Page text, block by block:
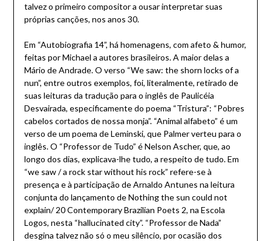
talvez o primeiro compositor a ousar interpretar suas
próprias canções, nos anos 30.
Em “Autobiografia 14”, há homenagens, com afeto & humor,
feitas por Michael a autores brasileiros. A maior delas a
Mário de Andrade. O verso “We saw: the shorn locks of a
nun”, entre outros exemplos, foi, literalmente, retirado de
suas leituras da tradução para o inglês de Paulicéia
Desvairada, especificamente do poema “Tristura”: “Pobres
cabelos cortados de nossa monja”. “Animal alfabeto” é um
verso de um poema de Leminski, que Palmer verteu para o
inglês. O “Professor de Tudo” é Nelson Ascher, que, ao
longo dos dias, explicava-lhe tudo, a respeito de tudo. Em
“we saw / a rock star without his rock” refere-se à
presença e à participação de Arnaldo Antunes na leitura
conjunta do lançamento de Nothing the sun could not
explain/ 20 Contemporary Brazilian Poets 2, na Escola
Logos, nesta “hallucinated city”. “Professor de Nada”
desgina talvez não só o meu silêncio, por ocasião dos